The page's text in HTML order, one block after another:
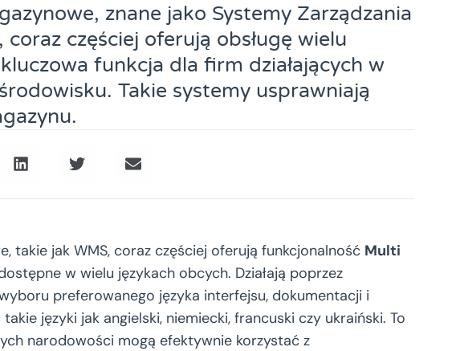
znane jako Systemy Zarządzania
częściej oferują obsługę wielu
funkcja dla firm działających w
Takie systemy usprawniają
takie jak WMS, coraz częściej oferują funkcjonalność Multi
w wielu językach obcych. Działają poprzez
preferowanego języka interfejsu, dokumentacji i
języki jak angielski, niemiecki, francuski czy ukraiński. To
narodowości mogą efektywnie korzystać z